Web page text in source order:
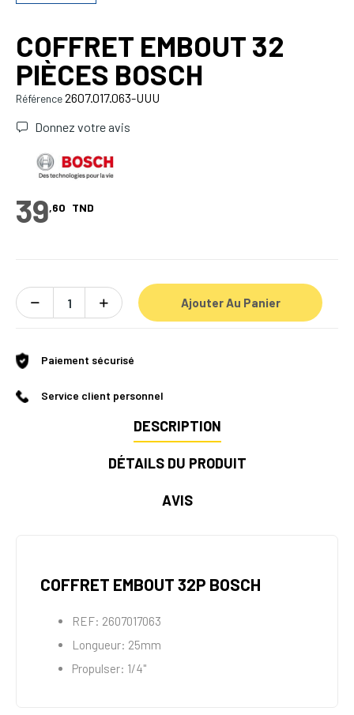
COFFRET EMBOUT 32
PIÈCES BOSCH
Référence2607.017.063-UUU
Donnez votre avis
39,60 TND
Ajouter Au Panier
Paiement sécurisé
Service client personnel
DESCRIPTION
DÉTAILS DU PRODUIT
AVIS
COFFRET EMBOUT 32P BOSCH
REF: 2607017063
Longueur: 25mm
Propulser: 1/4"